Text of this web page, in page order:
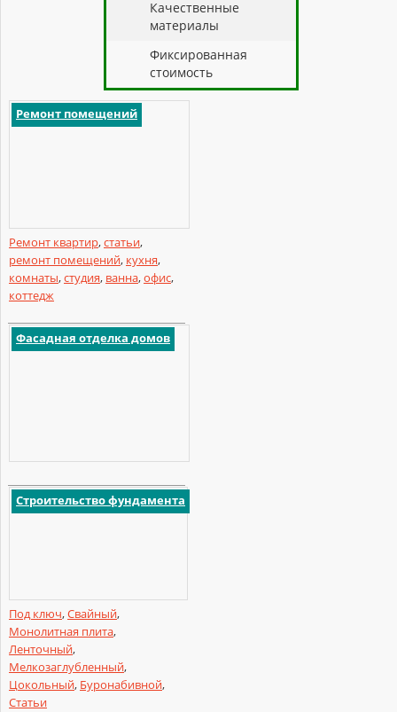
Качественные
материалы
Фиксированная
стоимость
Ремонт помещений
Ремонт квартир,статьи,
ремонт помещений, кухня,
комнаты,студия, ванна,офис,
коттедж
Фасадная отделка домов
Строительство фундамента
Под ключ,Свайный,
Монолитная плита,
Ленточный,
Мелкозаглубленный,
Цокольный, Буронабивной,
Статьи